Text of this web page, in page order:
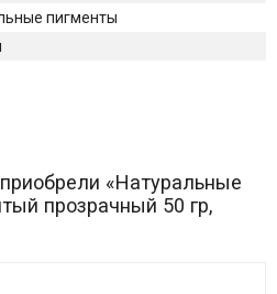
пигменты
«Натуральные
прозрачный 50 гр,